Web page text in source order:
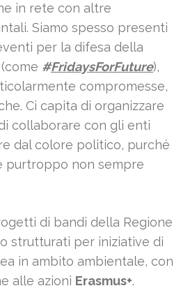
in rete con altre
Siamo spesso presenti
per la difesa della
#FridaysForFuture),
compromesse,
Ci capita di organizzare
collaborare con gli enti
dal colore politico, purché
purtroppo non sempre
di bandi della Regione
strutturati per iniziative di
in ambito ambientale, con
alle azioni Erasmus+.